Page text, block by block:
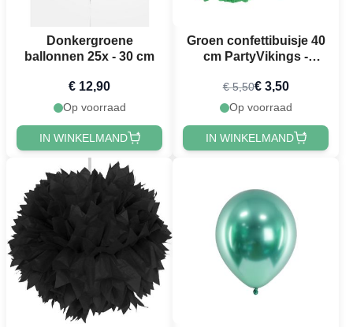
Donkergroene
ballonnen 25x - 30 cm
€ 12,90
Op voorraad
IN WINKELMAND
Groen confettibuisje 40
cm PartyVikings -
€ 5,50€ 3,50
Op voorraad
IN WINKELMAND